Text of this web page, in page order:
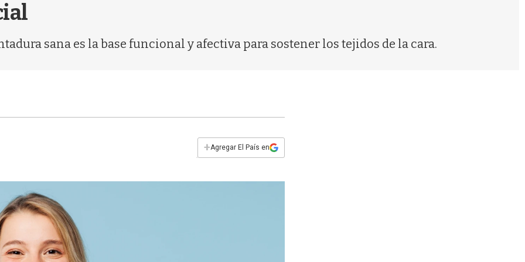
sana es la base funcional y afectiva para sostener los tejidos de la cara.
+Agregar El País en